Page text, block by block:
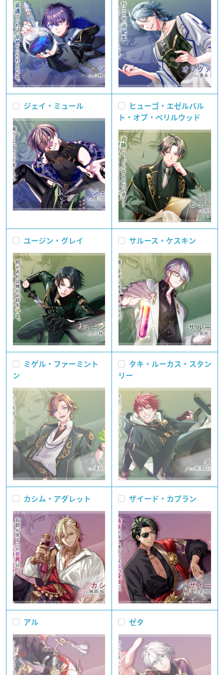
ジェイ・ミュール
ヒューゴ・エゼルバル
ト・オブ・ベリルウッド
ユージン・グレイ サルース・ケスキン
ミゲル・ファーミント
ン
タキ・ルーカス・スタン
リー
カシム・アダレット ザイード・カプラン
アル ゼタ